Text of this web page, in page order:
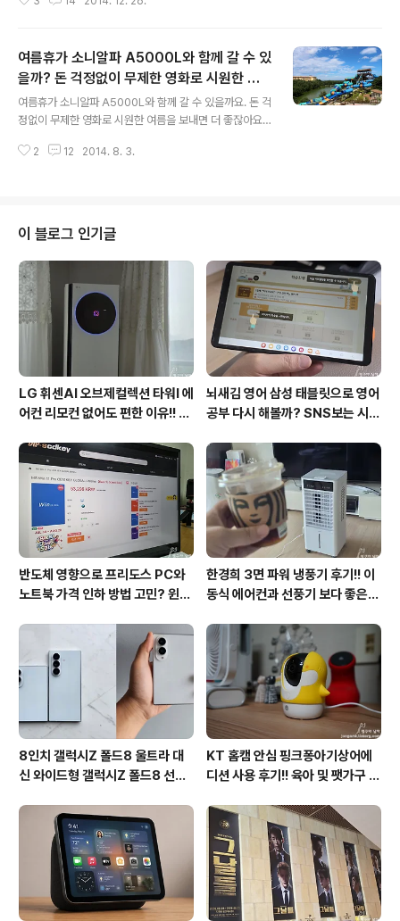
자신이 사용하고 있는 스마트폰이 먹통이 되다면 정말 난
아닐 수 있겠다 싶더라구요. 죽음을 앞둔 사람의 마지막 음
성이 전달되지 않을 수고 있고 기업의 부도를 막기 위한 자
금이체가 되지 않을 수도 있으니 말이죠. 80MHz의 광대
역LTE를 사용하는 유플러스로 먹통과의 전쟁에서 살아남
을 수 있다는 걸 정성호의 유플러스 패러디 연기대상 이벤
트의 동영상은 말합니다. 정성호는 패러디에서 황해의 김
여름휴가 소니알파 A5000L와 함께 갈 수 있
을까? 돈 걱정없이 무제한 영화로 시원한 여
름을
여름휴가 소니알파 A5000L와 함께 갈 수 있을까요. 돈 걱
정없이 무제한 영화로 시원한 여름을 보내면 더 좋잖아요.
요. 요즘처럼 더운 날에 뭔가 신나는 일이 없을까 더 찾게
떠나는 분들에게 스마폰이나 태블릿으로 무제한 영화를 볼
수 있는 유플릭스는 원추죠. 여름휴가 시즌을 맞이해 『빙고
게임하Go! 여름휴가 떠나Go!』이벤트로 또 한번 즐거움을
주네요. 예전에는 이벤트에 잘 응모하지 않았는데 몇번 되
고나니 마음이 바뀌었답니다. ㅋㅋ 유플릭스는 여름휴가
필수품 유플러스가 여름휴가를 위해 ..
2 12 2014. 8. 3.
이 블로그 인기글
LG 휘센AI 오브제컬렉션 타워I 에
어컨 리모컨 없어도 편한 이유!! 7
후기
뇌새김 영어 삼성 태블릿으로 영어
공부 다시 해볼까? SNS보는 시간
반도체 영향으로 프리도스 PC와
노트북 가격 인하 방법 고민? 윈도
방법?(feat. vip-scdkeys)
한경희 3면 파워 냉풍기 후기!! 이
동식 에어컨과 선풍기 보다 좋은
8인치 갤럭시Z 폴드8 울트라 대
신 와이드형 갤럭시Z 폴드8 선
이 미제공!!
KT 홈캠 안심 핑크퐁아기상어에
디션 사용 후기!! 육아 및 팻가구 그
상어홈캠 어때!!